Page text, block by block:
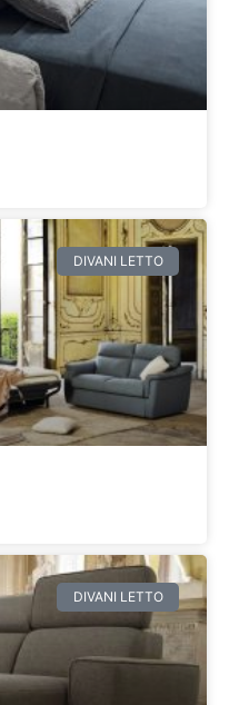
DIVANI LETTO
DIVANI LETTO